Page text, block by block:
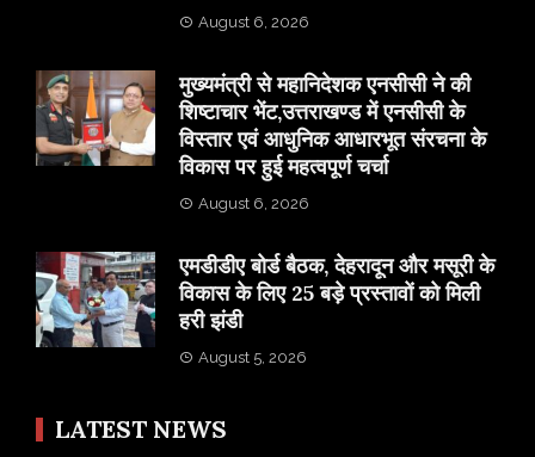
August 6, 2026
मुख्यमंत्री से महानिदेशक एनसीसी ने की
शिष्टाचार भेंट,उत्तराखण्ड में एनसीसी के
विस्तार एवं आधुनिक आधारभूत संरचना के
विकास पर हुई महत्वपूर्ण चर्चा
August 6, 2026
एमडीडीए बोर्ड बैठक, देहरादून और मसूरी के
विकास के लिए 25 बड़े प्रस्तावों को मिली
हरी झंडी
August 5, 2026
LATEST NEWS